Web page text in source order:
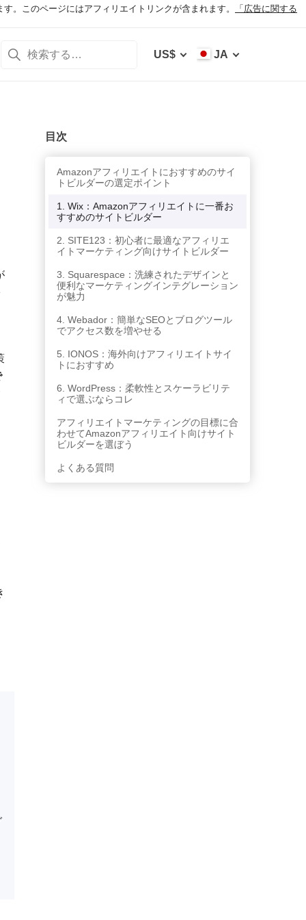
。このページにはアフィリエイトリンクが含まれます。
「広告に関する
US$ JA
目次
Amazonアフィリエイトにおすすめのサイ
トビルダーの選定ポイント
1. Wix：Amazonアフィリエイトに一番お
すすめのサイトビルダー
2. SITE123：初心者に最適なアフィリエ
イトマーケティング向けサイトビルダー
3. Squarespace：洗練されたデザインと
便利なマーケティングインテグレーション
が魅力
4. Webador：簡単なSEOとブログツール
でアクセス数を増やせる
5. IONOS：海外向けアフィリエイトサイ
トにおすすめ
6. WordPress：柔軟性とスケーラビリテ
ィで選ぶならコレ
アフィリエイトマーケティングの目標に合
わせてAmazonアフィリエイト向けサイト
ビルダーを選ぼう
よくある質問